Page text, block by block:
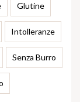
Glutine
Intolleranze
Senza Burro